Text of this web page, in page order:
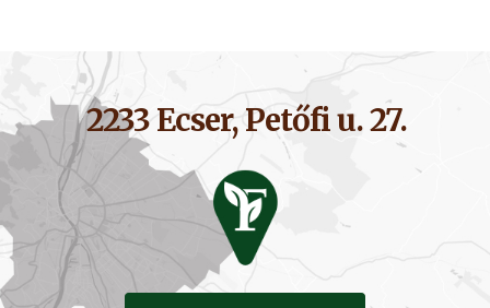
2233 Ecser, Petőfi u. 27.